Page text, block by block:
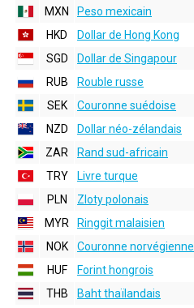
MXN
Peso mexicain
HKD
Dollar de Hong Kong
SGD
Dollar de Singapour
RUB
Rouble russe
SEK
Couronne suédoise
NZD
Dollar néo-zélandais
ZAR
Rand sud-africain
TRY
Livre turque
PLN
Zloty polonais
MYR
Ringgit malaisien
NOK
Couronne norvégienne
HUF
Forint hongrois
THB
Baht thaïlandais